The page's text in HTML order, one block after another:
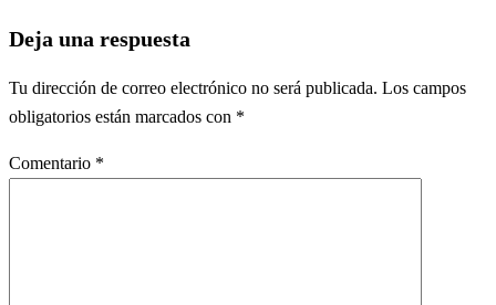
Deja una respuesta
Tu dirección de correo electrónico no será publicada. Los campos
obligatorios están marcados con *
Comentario *